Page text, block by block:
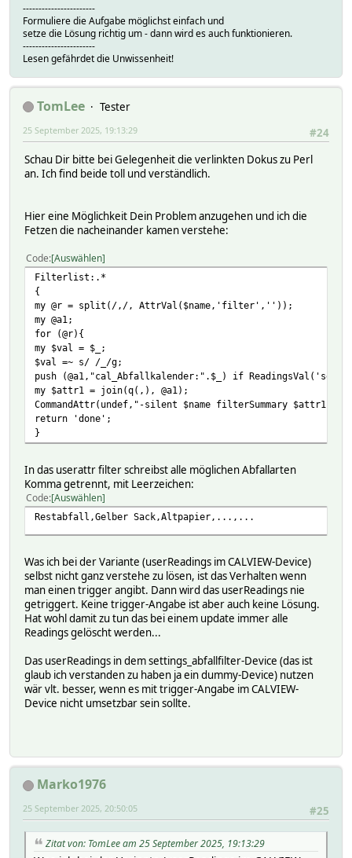
-----------------------
Formuliere die Aufgabe möglichst einfach und
setze die Lösung richtig um - dann wird es auch funktionieren.
-----------------------
Lesen gefährdet die Unwissenheit!
TomLee
Tester
#24
25 September 2025, 19:13:29
Schau Dir bitte bei Gelegenheit die verlinkten Dokus zu Perl
an. Ich find beide toll und verständlich.
Hier eine Möglichkeit Dein Problem anzugehen und ich die
Fetzen die nacheinander kamen verstehe:
Code Auswählen
Filterlist:.*
{
my @r = split(/,/, AttrVal($name,'filter',''));
my @a1;
for (@r){
my $val = $_;
$val =~ s/ /_/g;
push (@a1,"cal_Abfallkalender:".$_) if
my $attr1 = join(q(,), @a1);
CommandAttr(undef,"-silent $name filterSummary $attr1");
return 'done';
}
In das userattr filter schreibst alle möglichen Abfallarten
Komma getrennt, mit Leerzeichen:
Code Auswählen
Restabfall,Gelber Sack,Altpapier,...,...
Was ich bei der Variante (userReadings im CALVIEW-Device)
selbst nicht ganz verstehe zu lösen, ist das Verhalten wenn
man einen trigger angibt. Dann wird das userReadings nie
getriggert. Keine trigger-Angabe ist aber auch keine Lösung.
Hat wohl damit zu tun das bei einem update immer alle
Readings gelöscht werden...
Das userReadings in dem settings_abfallfilter-Device (das ist
glaub ich verstanden zu haben ja ein dummy-Device) nutzen
wär vlt. besser, wenn es mit trigger-Angabe im CALVIEW-
Device nicht umsetzbar sein sollte.
Marko1976
#25
25 September 2025, 20:50:05
Zitat von: TomLee am 25 September 2025, 19:13:29